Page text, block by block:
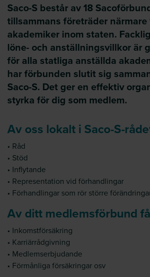
Saco-S består av 18
tillsammans företräder
akademiker inom staten.
löne- och anställningsvillkor är
för alla statliga anställda
har förbunden slutit sig
Saco-S. Det ger en effektiv
styrka för dig som medlem.
Av oss lokalt i Saco-S-
• Råd
• Stöd
• Inflytande
• Representation vid förhandlingar
• Förhandlingar som rör större
Av ditt medlemsförbund
• Inkomstförsäkring
• Karriärrådgivning
• Medlemserbjudande
• Förmånliga försäkringar osv